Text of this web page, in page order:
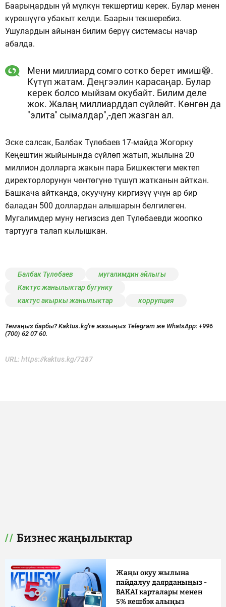
Баарыңардын үй мүлкүн текшертиш керек. Булар менен
күрөшүүгө убакыт келди. Баарын текшеребиз.
Ушулардын айынан билим берүү системасы начар
абалда.
Мени миллиард сомго сотко берет имиш😁.
Күтүп жатам. Деңгээлин карасаңар. Булар
керек болсо мыйзам окубайт. Билим деле
жок. Жалаң миллиарддап сүйлөйт. Көнгөн да
"элита" сымалдар",-деп жазган ал.
Эске салсак, Балбак Түлөбаев 17-майда Жогорку
Кеңештин жыйынында сүйлөп жатып, жылына 20
миллион долларга жакын пара Бишкектеги мектеп
директорлорунун чөнтөгүнө түшүп жатканын айткан.
Башкача айтканда, окуучуну киргизүү үчүн ар бир
баладан 500 доллардан алышарын белгилеген.
Мугалимдер муну негизсиз деп Түлөбаевди жоопко
тартууга талап кылышкан.
Балбак Түлөбаев
мугалимдин айлыгы
Кактус жанылыктар бугунку
кактус акыркы жанылыктар
коррупция
Темаңыз барбы? Kaktus.kg'ге жазыңыз Telegram же WhatsApp: +996
(700) 62 07 60.
URL: https://kaktus.kg/7287
Бизнес жаңылыктар
Жаңы окуу жылына
пайдалуу даярданыңыз -
BAKAI карталары менен
5% кешбэк алыңыз